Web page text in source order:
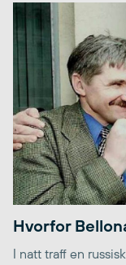
Hvorfor
I natt traff en